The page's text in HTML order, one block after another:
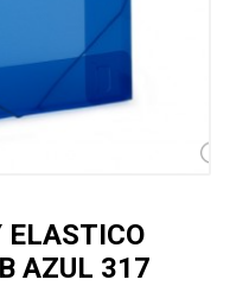
ELASTICO
AZUL 317